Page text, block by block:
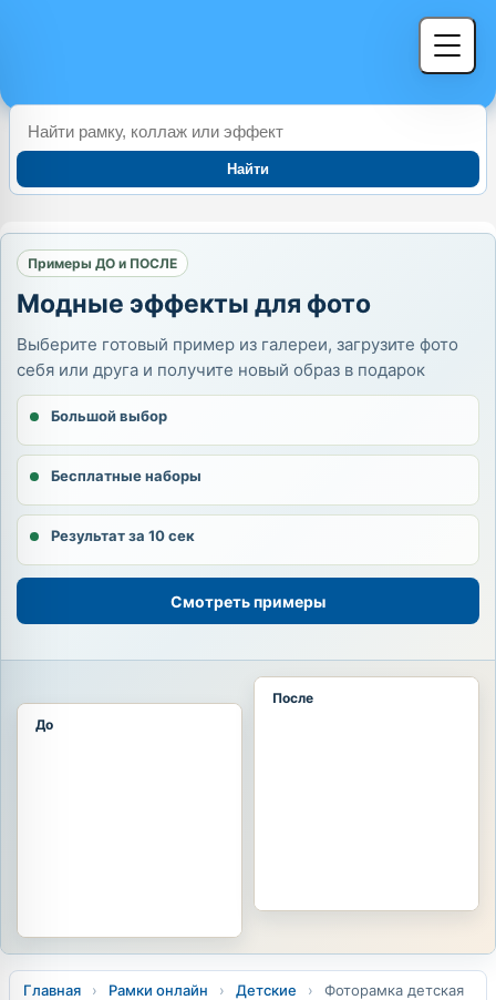
Найти
Примеры ДО и ПОСЛЕ
Модные эффекты для фото
Выберите готовый пример из галереи, загрузите фото
себя или друга и получите новый образ в подарок
Большой выбор
Бесплатные наборы
Результат за 10 сек
Смотреть примеры
До
После
Главная › Рамки онлайн › Детские ›
Фоторамка детская